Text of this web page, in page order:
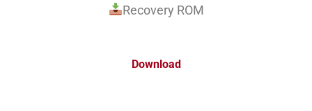
Recovery ROM
Download